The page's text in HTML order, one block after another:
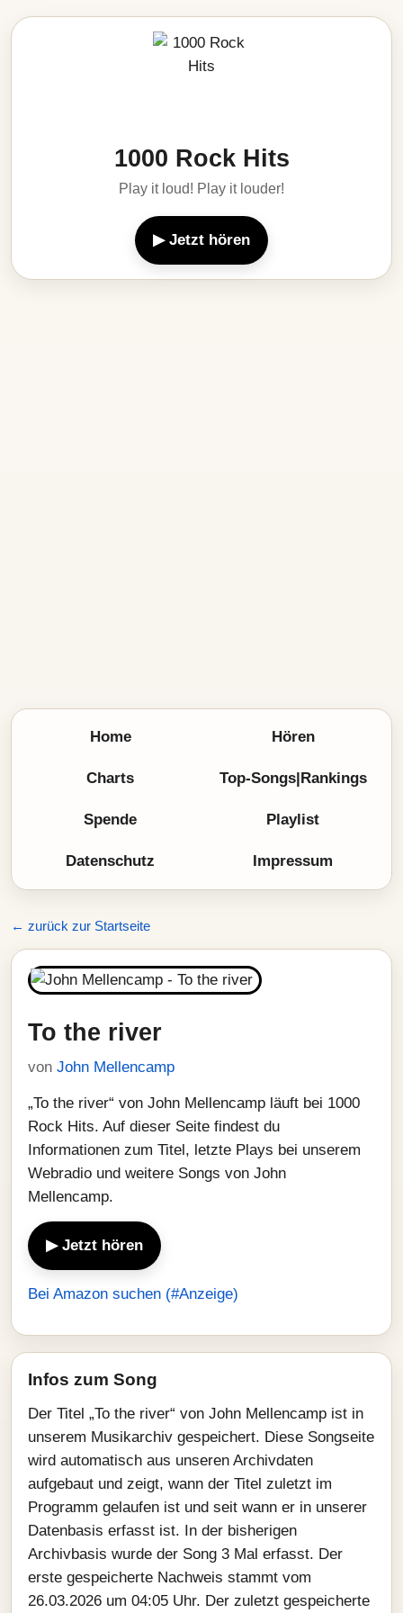
1000 Rock Hits
Play it loud! Play it louder!
▶ Jetzt hören
Home Hören
Charts Top-Songs|Rankings
Spende Playlist
Datenschutz Impressum
← zurück zur Startseite
To the river
von John Mellencamp
„To the river“ von John Mellencamp läuft bei 1000
Rock Hits. Auf dieser Seite findest du
Informationen zum Titel, letzte Plays bei unserem
Webradio und weitere Songs von John
Mellencamp.
▶ Jetzt hören
Bei Amazon suchen (#Anzeige)
Infos zum Song
Der Titel „To the river“ von John Mellencamp ist in
unserem Musikarchiv gespeichert. Diese Songseite
wird automatisch aus unseren Archivdaten
aufgebaut und zeigt, wann der Titel zuletzt im
Programm gelaufen ist und seit wann er in unserer
Datenbasis erfasst ist. In der bisherigen
Archivbasis wurde der Song 3 Mal erfasst. Der
erste gespeicherte Nachweis stammt vom
26.03.2026 um 04:05 Uhr. Der zuletzt gespeicherte